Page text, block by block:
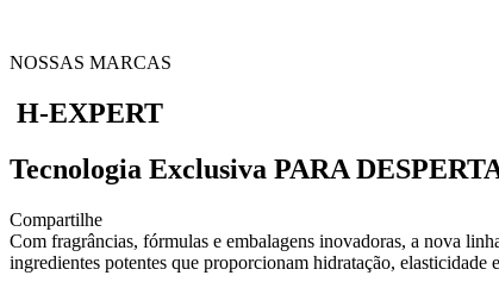
NOSSAS MARCAS
H-EXPERT
Tecnologia Exclusiva PARA
Compartilhe
Com fragrâncias, fórmulas e embalagens inovadoras, a nova
ingredientes potentes que proporcionam hidratação, elasticidade